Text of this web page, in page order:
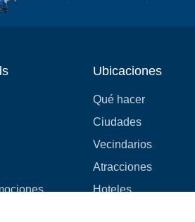
Ubicaciones
Qué hacer
Ciudades
Vecindarios
Atracciones
Hoteles